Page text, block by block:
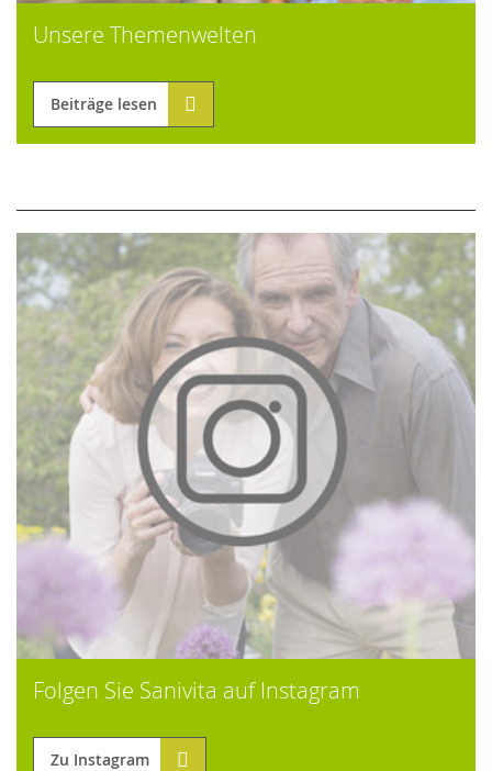
Unsere Themenwelten
Beiträge lesen
Folgen Sie Sanivita auf Instagram
Zu Instagram